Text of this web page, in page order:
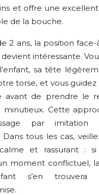
et offre une
de la bouche.
2 ans, la position
intéressante.
sa tête
torse, et vous guidez
avant de prendre le
minutieux. Cette
par imitation
Dans tous les cas,
et rassurant : si
moment conflictuel,
s’en trouvera